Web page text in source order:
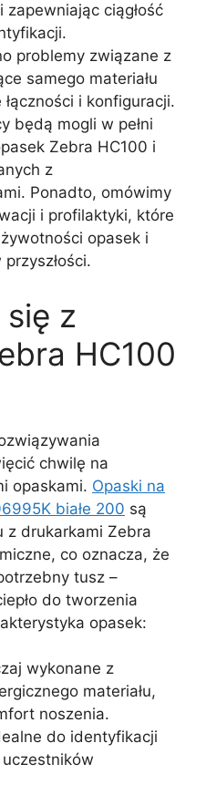
ciągłość
problemy związane z
samego materiału
i konfiguracji.
będą mogli w pełni
Zebra HC100 i
z
Ponadto, omówimy
i profilaktyki, które
opasek i
z
HC100
chwilę na
opaskami. Opaski na
białe 200 są
z drukarkami Zebra
co oznacza, że
tusz –
do tworzenia
opasek:
wykonane z
materiału,
noszenia.
do identyfikacji